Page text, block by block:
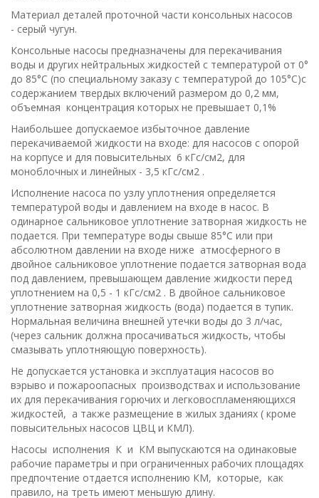
Материал деталей проточной части консольных насосов
- серый чугун.
Консольные насосы предназначены для перекачивания
воды и других нейтральных жидкостей с температурой от 0°
до 85°С (по специальному заказу с температурой до 105°С)с
содержанием твердых включений размером до 0,2 мм,
объемная концентрация которых не превышает 0,1%
Наибольшее допускаемое избыточное давление
перекачиваемой жидкости на входе: для насосов с опорой
на корпусе и для повысительных 6 кГс/cм2, для
моноблочных и линейных - 3,5 кГс/см2 .
Исполнение насоса по узлу уплотнения определяется
температурой воды и давлением на входе в насос. В
одинарное сальниковое уплотнение затворная жидкость не
подается. При температуре воды свыше 85°С или при
абсолютном давлении на входе ниже атмосферного в
двойное сальниковое уплотнение подается затворная вода
под давлением, превышающем давление жидкости перед
уплотнением на 0,5 - 1 кГс/см2 . В двойное сальниковое
уплотнение затворная жидкость (вода) подается в тупик.
Нормальная величина внешней утечки воды до 3 л/час,
(через сальник должна просачиваться жидкость, чтобы
смазывать уплотняющую поверхность).
Не допускается установка и эксплуатация насосов во
вэрыво и пожароопасных производствах и использование
их для перекачивания горючих и легковоспламеняющихся
жидкостей, а также размещение в жилых зданиях ( кроме
повысительных насосов ЦВЦ и КМЛ).
Насосы исполнения К и КM выпускаются на одинаковые
рабочие параметры и при ограниченных рабочих площадях
предпочтение отдается исполнению КМ, которые, как
правило, на треть имеют меньшую длину.